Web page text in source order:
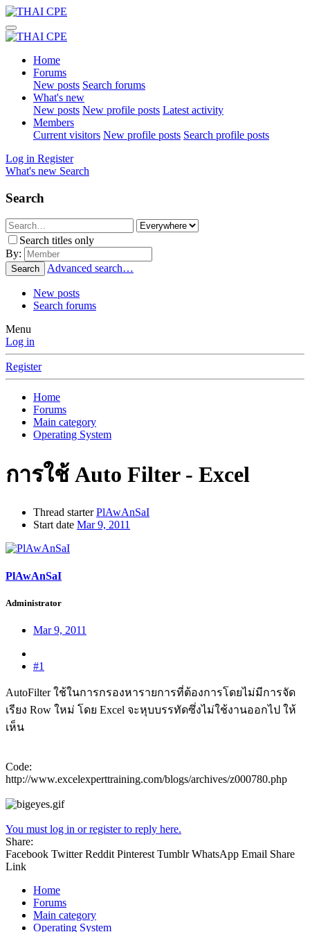
Home
Forums
New posts Search forums
What's new
New posts New profile posts Latest activity
Members
Current visitors New profile posts Search profile posts
Log in Register
What's new Search
Search
Search titles only
By:
Search Advanced search…
New posts
Search forums
Menu
Log in
Register
Home
Forums
Main category
Operating System
การใช้ Auto Filter - Excel
Thread starter PlAwAnSaI
Start date Mar 9, 2011
PlAwAnSaI
Administrator
Mar 9, 2011
#1
AutoFilter ใช้ในการกรองหารายการที่ต้องการโดยไม่มีการจัด
เรียง Row ใหม่ โดย Excel จะหุบบรรทัดซึ่งไม่ใช้งานออกไป ให้
เห็น
Code:
http://www.excelexperttraining.com/blogs/archives/z000780.php
You must log in or register to reply here.
Share:
Facebook Twitter Reddit Pinterest Tumblr WhatsApp Email Share
Link
Home
Forums
Main category
Operating System